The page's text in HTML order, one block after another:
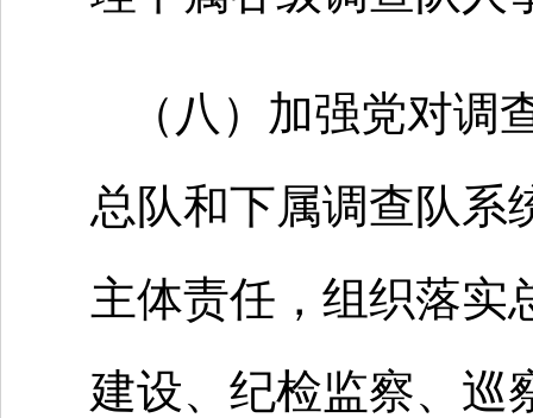
（八）加强党对
总队和下属调查队系
主体责任，组织落实
建设、纪检监察、巡